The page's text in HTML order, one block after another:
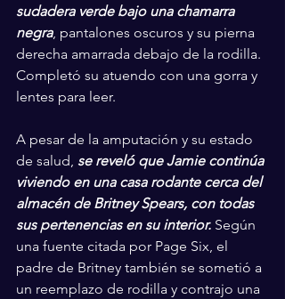
sudadera verde bajo una chamarra
negra, pantalones oscuros y su pierna
derecha amarrada debajo de la rodilla.
Completó su atuendo con una gorra y
lentes para leer.
A pesar de la amputación y su estado
de salud, se reveló que Jamie continúa
viviendo en una casa rodante cerca del
almacén de Britney Spears, con todas
sus pertenencias en su interior. Según
una fuente citada por Page Six, el
padre de Britney también se sometió a
un reemplazo de rodilla y contrajo una